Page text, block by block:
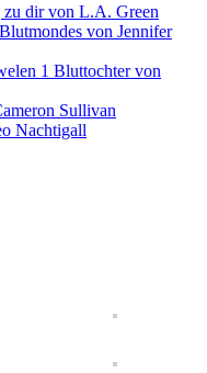
zu dir von L.A. Green
von Jennifer
1 Bluttochter von
Sullivan
Nachtigall